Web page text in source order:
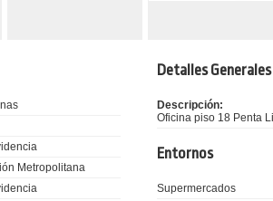
Metropolitana
Detalles Generales
Descripción:
Oficina piso 18 Penta
Entornos
Supermercados